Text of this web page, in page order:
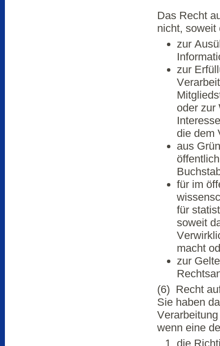
Das Recht
nicht, soweit
zur
zur
oder zur
die dem
aus
für im
für
soweit
macht
zur
(6) Recht
Sie haben
wenn eine
die